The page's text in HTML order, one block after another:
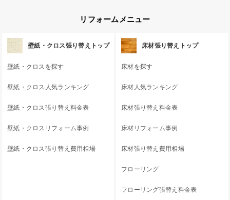
リフォームメニュー
壁紙・クロス張り替えトップ
壁紙・クロスを探す
壁紙・クロス人気ランキング
壁紙・クロス張り替え料金表
壁紙・クロスリフォーム事例
壁紙・クロス張り替え費用相場
床材張り替えトップ
床材を探す
床材人気ランキング
床材張り替え料金表
床材リフォーム事例
床材張り替え費用相場
フローリング
フローリング張替え料金表